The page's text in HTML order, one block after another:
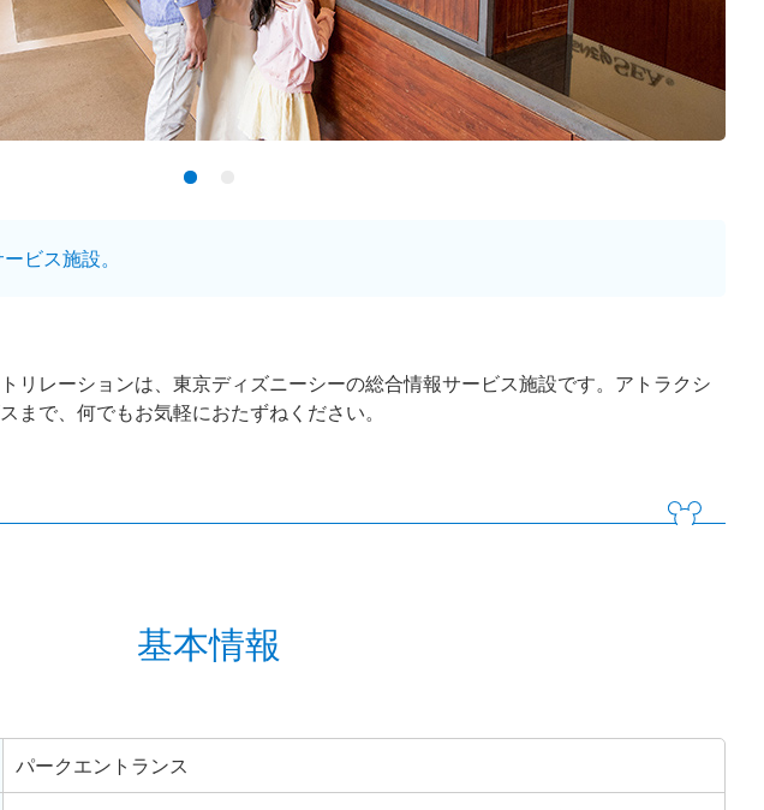
ビス施設。
リレーションは、東京ディズニーシーの総合情報サービス施設です。アトラクシ
まで、何でもお気軽におたずねください。
基本情報
パークエントランス